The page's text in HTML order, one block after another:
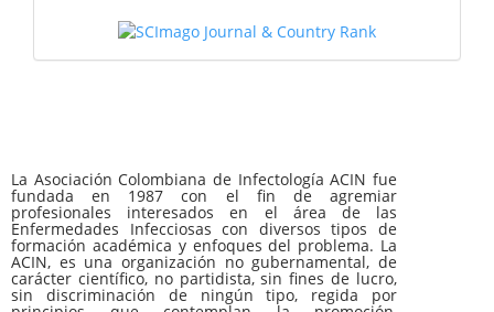
La Asociación Colombiana de Infectología ACIN fue
fundada en 1987 con el fin de agremiar
profesionales interesados en el área de las
Enfermedades Infecciosas con diversos tipos de
formación académica y enfoques del problema. La
ACIN, es una organización no gubernamental, de
carácter científico, no partidista, sin fines de lucro,
sin discriminación de ningún tipo, regida por